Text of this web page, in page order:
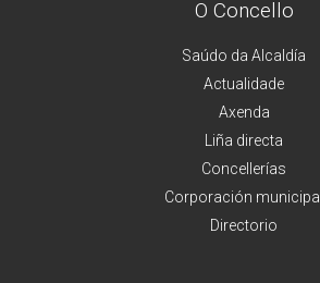
O Concello
Saúdo da Alcaldía
Actualidade
Axenda
Liña directa
Concellerías
Corporación municipal
Directorio